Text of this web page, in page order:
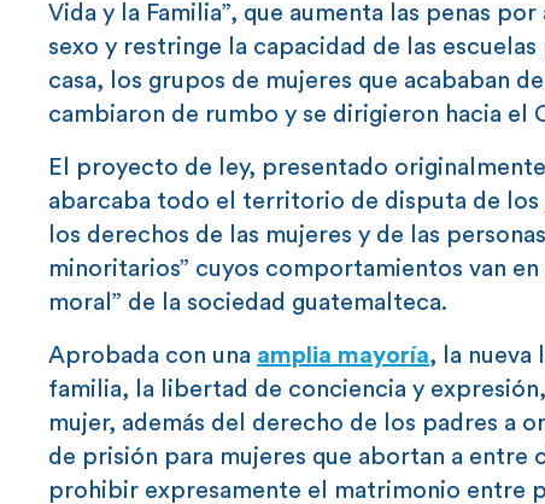
Vida y la Familia”, que aumenta las penas
sexo y restringe la capacidad de las
casa, los grupos de mujeres que acababan
cambiaron de rumbo y se dirigieron hacia el
El proyecto de ley, presentado
abarcaba todo el territorio de disputa de
los derechos de las mujeres y de las
minoritarios” cuyos comportamientos van
moral” de la sociedad guatemalteca.
Aprobada con una amplia mayoría, la nueva
familia, la libertad de conciencia y
mujer, además del derecho de los padres a
de prisión para mujeres que abortan a
prohibir expresamente el matrimonio entre